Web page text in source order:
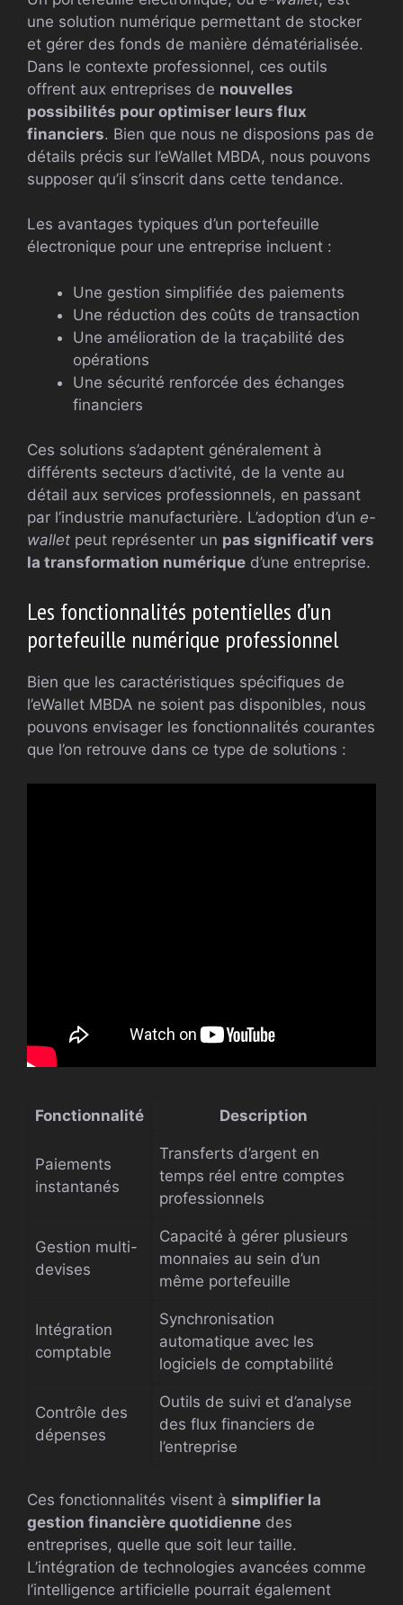
une solution numérique permettant de stocker
et gérer des fonds de manière dématérialisée.
Dans le contexte professionnel, ces outils
offrent aux entreprises de nouvelles
possibilités pour optimiser leurs flux
financiers. Bien que nous ne disposions pas de
détails précis sur l’eWallet MBDA, nous pouvons
supposer qu’il s’inscrit dans cette tendance.
Les avantages typiques d’un portefeuille
électronique pour une entreprise incluent :
Une gestion simplifiée des paiements
Une réduction des coûts de transaction
Une amélioration de la traçabilité des
opérations
Une sécurité renforcée des échanges
financiers
Ces solutions s’adaptent généralement à
différents secteurs d’activité, de la vente au
détail aux services professionnels, en passant
par l’industrie manufacturière. L’adoption d’un e-
wallet peut représenter un pas significatif vers
la transformation numérique d’une entreprise.
Les fonctionnalités potentielles d’un
portefeuille numérique professionnel
Bien que les caractéristiques spécifiques de
l’eWallet MBDA ne soient pas disponibles, nous
pouvons envisager les fonctionnalités courantes
que l’on retrouve dans ce type de solutions :
Fonctionnalité Description
Paiements
instantanés
Transferts d’argent en
temps réel entre comptes
professionnels
Gestion multi-
devises
Capacité à gérer plusieurs
monnaies au sein d’un
même portefeuille
Intégration
comptable
Synchronisation
automatique avec les
logiciels de comptabilité
Contrôle des
dépenses
Outils de suivi et d’analyse
des flux financiers de
l’entreprise
Ces fonctionnalités visent à simplifier la
gestion financière quotidienne des
entreprises, quelle que soit leur taille.
L’intégration de technologies avancées comme
l’intelligence artificielle pourrait également